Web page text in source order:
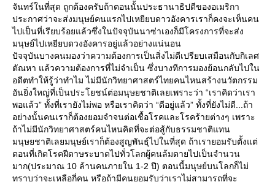
จันทร์ในที่สุด ถูกต้องครับถ้าตอนนั้นประธานาธิปดีของอเมริกา
ประกาศว่าจะส่งมนุษย์คนแรกไปเหยียบดาวอังคารเราก็คงจะเห็นคน
ไปเป็นที่เรียบร้อยแล้วซึ่งในปัจจุบันนาซ่าเองก็มีโครงการที่จะส่ง
มนุษย์ไปเหยียบดวงอังคารอยู่แล้วอย่างแน่นอน
ปัจจุบันบางคนมองว่าความต้องการเป็นสิ่งไม่ดีเปรียบเสมือนกับกิเลศ
ตัณหา แล้วความต้องการที่ไม่จำเป็น ซึ่งบางทีการมองย้อนกลับไปใน
อดีตทำให้รู้ว่าทำไม ไม่มีนักวิทยาศาสตร์ไทยคนไหนสร้างนวัตกรรม
อันยิ่งใหญ่ที่เป็นประโยชน์ต่อมนุษยชาติเลยเพราะว่า “เราคิดว่าเรา
พอแล้ว” ทั้งที่เรายังไม่พอ หรือเราคิดว่า “ดีอยู่แล้ว” ทั้งที่ยังไม่ดี...ถ้า
อย่างนั้นคนเราก็ต้องยอมจำจนต่อเชื้อโรคและโรคร้ายต่างๆ เพราะ
ถ้าไม่มีนักวิทยาศาสตร์คนไหนคิดที่จะต่อสู้กับธรรมชาติแทน
มนุษยชาติเลยมนุษย์เราก็ต้องสูญพันธุ์ไปในที่สุด ถ้าเรายอมรับตั้งแต่
ตอนที่เกิดโรคฝีดาษระบาดไปทั่วโลกผู้คนล้มตายไปเป็นจำนวน
มาก(ประมาณ 10 ล้านคนภายใน 1-2 ปี) ตอนนี้มนุษย์บนโลกก็ไม่
ทราบว่าจะเหลือกี่คน หรือถ้ามีคนยอมรับว่าเราไม่สามารถที่จะ